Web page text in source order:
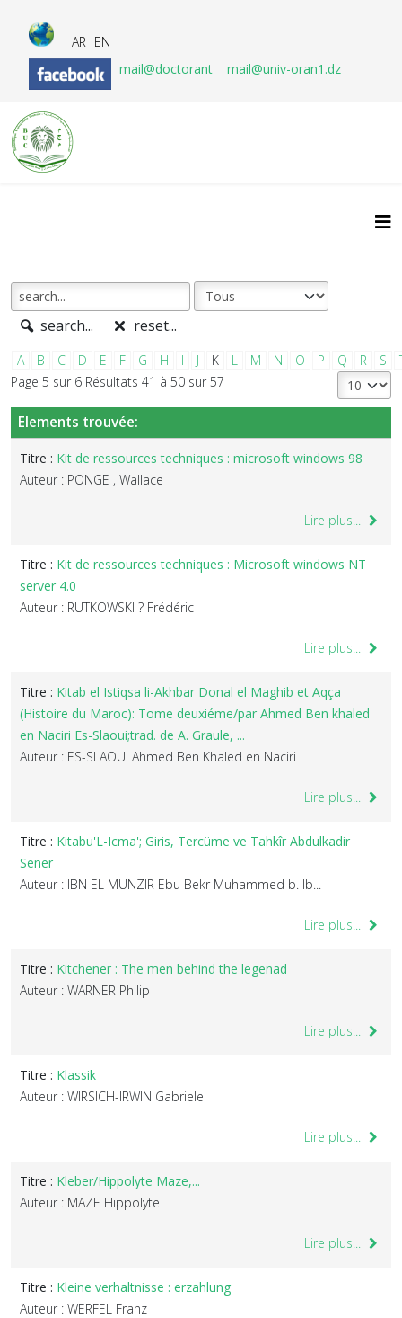
AR EN
mail@doctorant
mail@univ-oran1.dz
search... reset...
A B C D E F G H I J K L M N O P Q R S
Page 5 sur 6 Résultats 41 à 50 sur 57
Elements trouvée:
Titre : Kit de ressources techniques : microsoft windows 98
Auteur : PONGE , Wallace
Lire plus...
Titre : Kit de ressources techniques : Microsoft windows NT
server 4.0
Auteur : RUTKOWSKI ? Frédéric
Lire plus...
Titre : Kitab el Istiqsa li-Akhbar Donal el Maghib et Aqça
(Histoire du Maroc): Tome deuxiéme/par Ahmed Ben khaled
en Naciri Es-Slaoui;trad. de A. Graule, ...
Auteur : ES-SLAOUI Ahmed Ben Khaled en Naciri
Lire plus...
Titre : Kitabu'L-Icma'; Giris, Tercüme ve Tahkîr Abdulkadir
Sener
Auteur : IBN EL MUNZIR Ebu Bekr Muhammed b. Ib...
Lire plus...
Titre : Kitchener : The men behind the legenad
Auteur : WARNER Philip
Lire plus...
Titre : Klassik
Auteur : WIRSICH-IRWIN Gabriele
Lire plus...
Titre : Kleber/Hippolyte Maze,...
Auteur : MAZE Hippolyte
Lire plus...
Titre : Kleine verhaltnisse : erzahlung
Auteur : WERFEL Franz